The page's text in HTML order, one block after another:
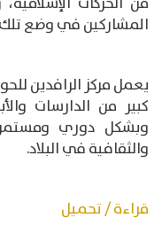
المشاركين في وضع تلك
كبير من الدارسات
وبشكل دوري ومستمر
والثقافية في البلاد.
قراءة / تحميل